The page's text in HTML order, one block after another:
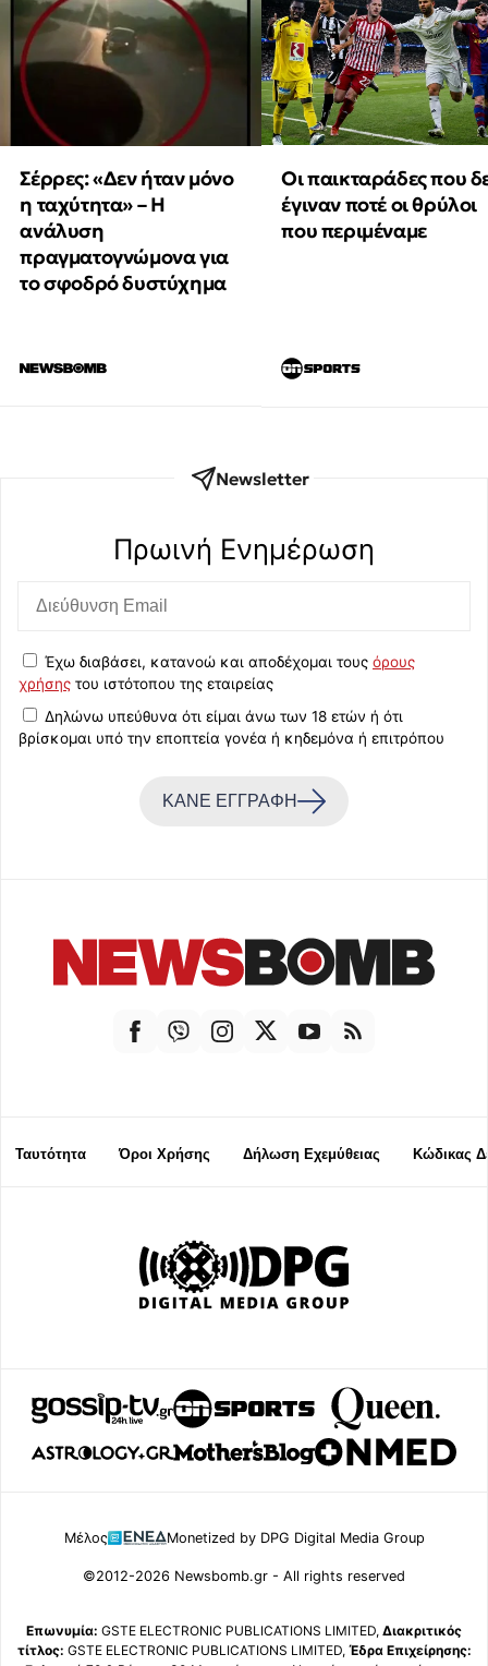
Σέρρες: «Δεν ήταν μόνο
η ταχύτητα» – Η
ανάλυση
πραγματογνώμονα για
το σφοδρό δυστύχημα
Οι παικταράδες που
έγιναν ποτέ οι θρύλοι
που περιμέναμε
Newsletter
Πρωινή Eνημέρωση
Έχω διαβάσει, κατανοώ και αποδέχομαι τους όρους
χρήσης του ιστότοπου της εταιρείας
Δηλώνω υπεύθυνα ότι είμαι άνω των 18 ετών ή ότι
βρίσκομαι υπό την εποπτεία γονέα ή κηδεμόνα ή επιτρόπου
ΚΑΝΕ ΕΓΓΡΑΦΗ
Ταυτότητα Όροι Χρήσης Δήλωση Εχεμύθειας Κώδικας
Μέλος Monetized by DPG Digital Media Group
©2012-2026 Newsbomb.gr - All rights reserved
Επωνυμία: GSTE ELECTRONIC PUBLICATIONS LIMITED, Διακριτικός
τίτλος: GSTE ELECTRONIC PUBLICATIONS LIMITED, Έδρα Επιχείρησης: